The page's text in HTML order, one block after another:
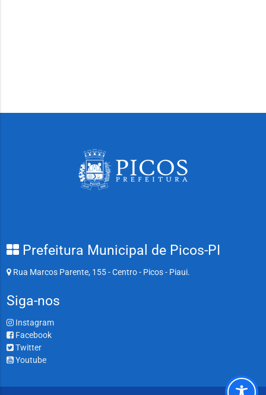
Prefeitura Municipal de Picos-PI
Rua Marcos Parente, 155 - Centro - Picos - Piaui.
Siga-nos
Instagram
Facebook
Twitter
Youtube